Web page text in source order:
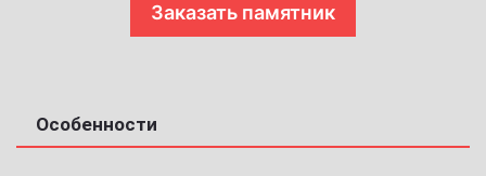
Заказать памятник
Особенности